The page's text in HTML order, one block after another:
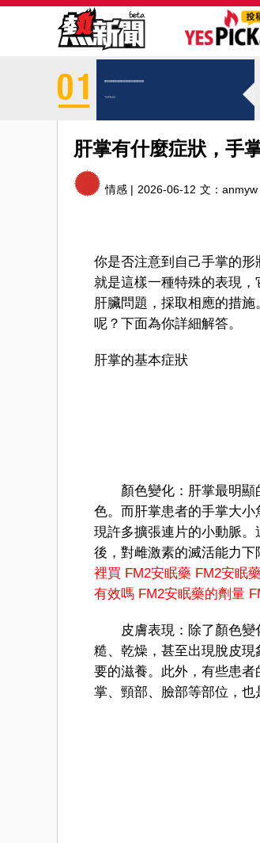
肝掌有什麼症狀，手
情感 | 2026-06-12 文： anmyw
你是否注意到自己手掌的
就是這樣一種特殊的表現
肝臟問題，採取相應的措
呢？下面為你詳細解答。
肝掌的基本症狀
顏色變化：肝掌最明顯
色。而肝掌患者的手掌大
現許多擴張連片的小動脈
後，對雌激素的滅活能力下
裡買 FM2安眠藥 FM2安眠
有效嗎 FM2安眠藥的劑量
皮膚表現：除了顏色變化
糙、乾燥，甚至出現脫皮
要的滋養。此外，有些患
掌、頸部、臉部等部位，也